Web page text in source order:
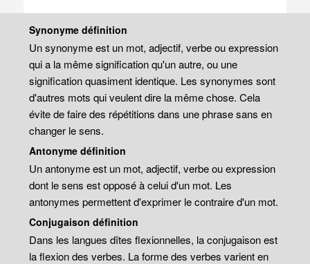
Synonyme définition
Un synonyme est un mot, adjectif, verbe ou expression
qui a la même signification qu'un autre, ou une
signification quasiment identique. Les synonymes sont
d'autres mots qui veulent dire la même chose. Cela
évite de faire des répétitions dans une phrase sans en
changer le sens.
Antonyme définition
Un antonyme est un mot, adjectif, verbe ou expression
dont le sens est opposé à celui d'un mot. Les
antonymes permettent d'exprimer le contraire d'un mot.
Conjugaison définition
Dans les langues dîtes flexionnelles, la conjugaison est
la flexion des verbes. La forme des verbes varient en